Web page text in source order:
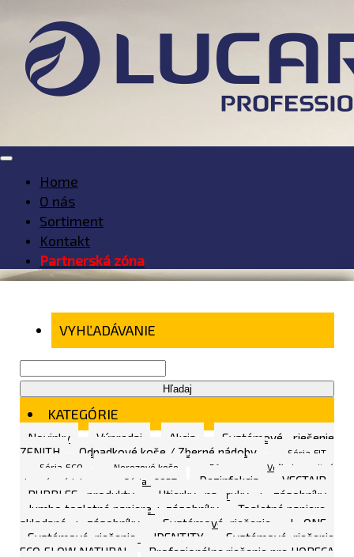
Home
O nás
Sortiment
Kontakt
Partnerská zóna
VYHĽADÁVANIE
Hľadaj
KATEGÓRIE
Novinky Výpredaj Akcia
Systémové riešenie
ZENITH
Odpadkové koše / Zberné nádoby
Séria FIT
Séria ECO
Nerezové koše Rôzne
Veľkokapacitné
zberné nádoby
Séria SORT Dezinfekcia
VECTAIR
BUBBLES produkty
Utierky na ruky + zásobníky
Jumbo toaletné papiere + zásobníky
Toaletné papiere -
skladané + zásobníky
Systémové riešenie - L ONE
Systémové riešenie - IDENTITY
Systémové riešenie
ECO FLOW NATURAL
Profesionálne riešenie pre HORECA